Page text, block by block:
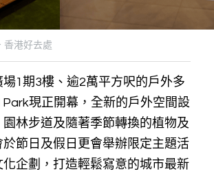
· 香港好去處
1期3樓、逾2萬平方呎的戶外多
Park現正開幕，全新的戶外空間設
林步道及隨著季節轉換的植物及
節日及假日更會舉辦限定主題活
企劃，打造輕鬆寫意的城市最新